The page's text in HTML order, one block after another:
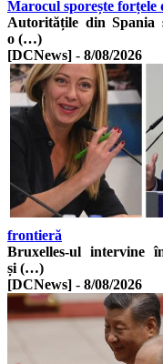
Marocul sporește forțele
Autoritățile din
o (…)
[DCNews] - 8/08/2026
frontieră
Bruxelles-ul intervine
și (…)
[DCNews] - 8/08/2026